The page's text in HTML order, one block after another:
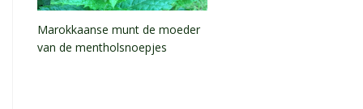
Marokkaanse munt de moeder
van de mentholsnoepjes